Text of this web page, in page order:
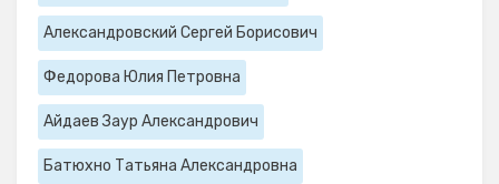
Александровский Сергей Борисович
Федорова Юлия Петровна
Айдаев Заур Александрович
Батюхно Татьяна Александровна